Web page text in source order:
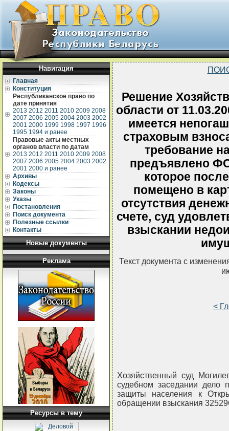
Навигация
Главная
Конституция
Республиканское право по
дате принятия
2013 2012 2011 2010 2009 2008
2007 2006 2005 2004 2003 2002
2001 2000 1999 1998 1997 1996
1995 1994 и ранее
Правовые акты местных
органов власти по датам
2013 2012 2011 2010 2009 2008
2007 2006 2005 2004 2003 2002
2001 2000 и ранее
Архивы
Кодексы
Законы
Указы
Постановления
Поиск документа
Полезные ссылки
Контакты
Новые документы
Реклама
Ресурсы в тему
Решение
области от
имеется
страховым
требование
предъявлено
которое
помещено в
отсутствия
счете, суд
взыскании
Текст документа с
<
Хозяйственный суд
судебном заседании дело
защиты населения к
обращении взыскания